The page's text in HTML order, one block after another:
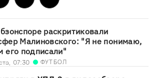
раскритиковали
Малиновского: "Я не понимаю,
его подписали"
07:30 ФУТБОЛ